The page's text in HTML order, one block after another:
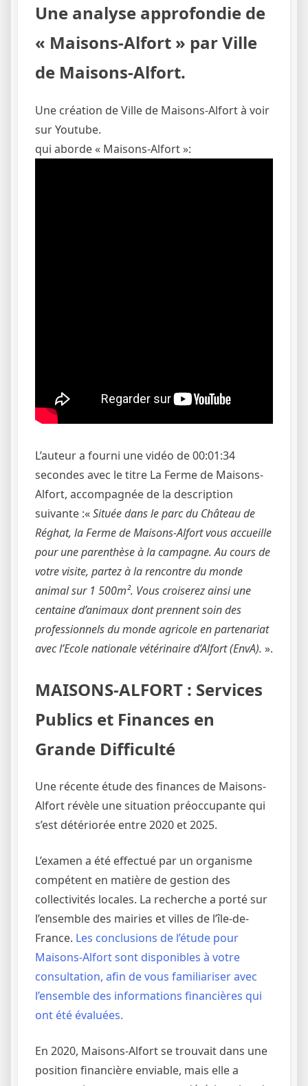
Une analyse approfondie de
« Maisons-Alfort » par Ville
de Maisons-Alfort.
Une création de Ville de Maisons-Alfort à voir
sur Youtube.
qui aborde « Maisons-Alfort »:
L’auteur a fourni une vidéo de 00:01:34
secondes avec le titre La Ferme de Maisons-
Alfort, accompagnée de la description
suivante :«Située dans le parc du Château de
Réghat, la Ferme de Maisons-Alfort vous accueille
pour une parenthèse à la campagne. Au cours de
votre visite, partez à la rencontre du monde
animal sur 1 500m². Vous croiserez ainsi une
centaine d’animaux dont prennent soin des
professionnels du monde agricole en partenariat
avec l’Ecole nationale vétérinaire d’Alfort (EnvA). ».
MAISONS-ALFORT : Services
Publics et Finances en
Grande Difficulté
Une récente étude des finances de Maisons-
Alfort révèle une situation préoccupante qui
s’est détériorée entre 2020 et 2025.
L’examen a été effectué par un organisme
compétent en matière de gestion des
collectivités locales. La recherche a porté sur
l’ensemble des mairies et villes de l’île-de-
France. Les conclusions de l’étude pour
Maisons-Alfort sont disponibles à votre
consultation, afin de vous familiariser avec
l’ensemble des informations financières qui
ont été évaluées.
En 2020, Maisons-Alfort se trouvait dans une
position financière enviable, mais elle a